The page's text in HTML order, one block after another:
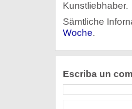
Kunstliebhaber.
Sämtliche
Woche.
Escriba un